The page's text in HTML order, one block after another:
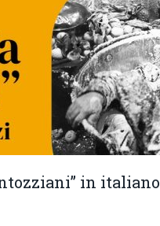
in italiano